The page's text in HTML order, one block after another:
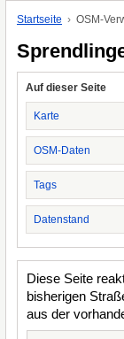
Startseite OSM-
Auf dieser Seite
Karte
OSM-Daten
Tags
Datenstand
Diese Seite
bisherigen
aus der